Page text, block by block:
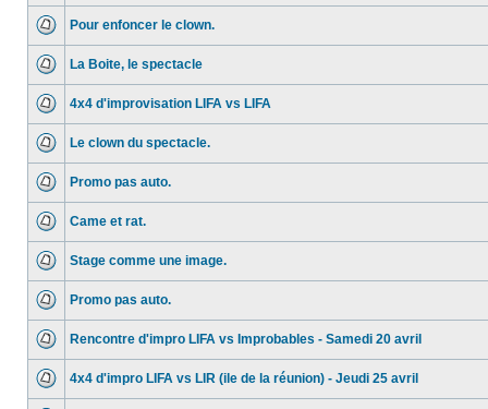
Pour enfoncer le clown.
La Boite, le spectacle
4x4 d'improvisation LIFA vs LIFA
Le clown du spectacle.
Promo pas auto.
Came et rat.
Stage comme une image.
Promo pas auto.
Rencontre d'impro LIFA vs Improbables - Samedi 20 avril
4x4 d'impro LIFA vs LIR (ile de la réunion) - Jeudi 25 avril